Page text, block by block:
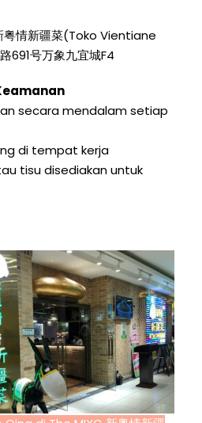
情新疆菜(Toko Vientiane
691号万象九宜城F4
secara mendalam setiap
di tempat kerja
tisu disediakan untuk